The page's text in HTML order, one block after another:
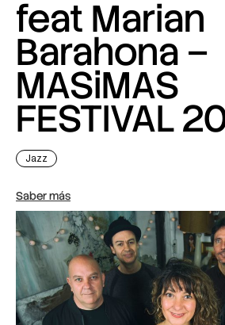
feat Marian
Barahona –
MASiMAS
FESTIVAL
Jazz
Saber más